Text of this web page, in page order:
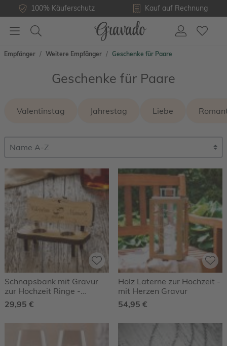
100% Käuferschutz Kauf auf Rechnung
Empfänger Weitere Empfänger Geschenke für Paare
Geschenke für Paare
Valentinstag Jahrestag Liebe
Schnapsbank mit Gravur
zur Hochzeit Ringe -
Personalisiert
29,95 €
Holz Laterne zur Hochzeit -
mit Herzen Gravur
54,95 €